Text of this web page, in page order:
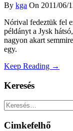
By kga On 2011/06/
Nórival fedeztük fel
példányt a Jysk
nagyon akart
egy.
Keep Reading →
Keresés
Keresés:
Cimkefelhő